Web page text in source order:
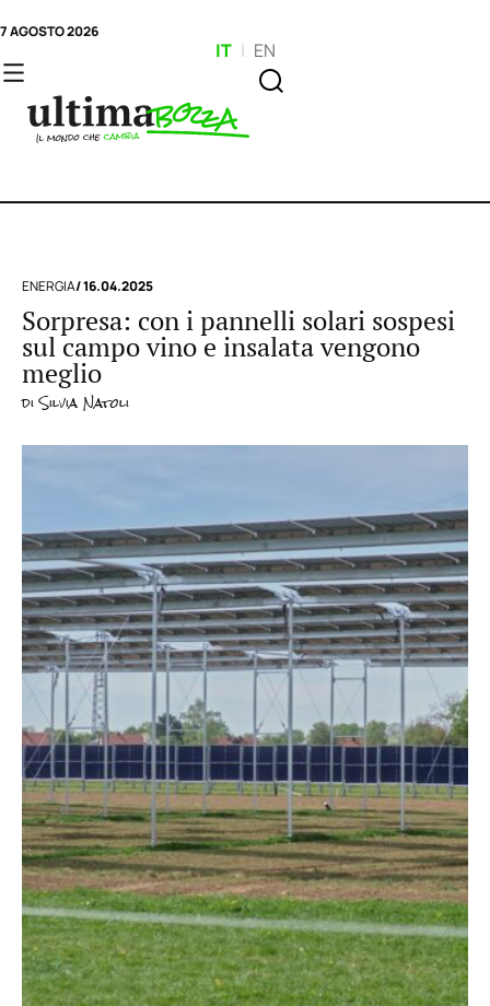
7 AGOSTO 2026
IT | EN
ENERGIA/ 16.04.2025
Sorpresa: con i pannelli solari sospesi
sul campo vino e insalata vengono
meglio
diSilvia Natoli